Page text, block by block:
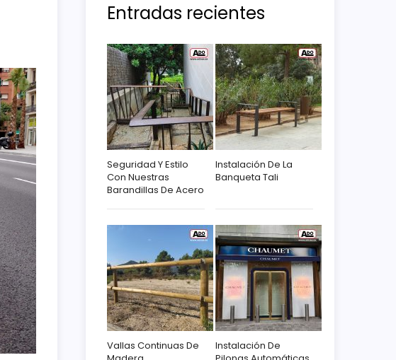
Entradas recientes
Seguridad Y Estilo
Con Nuestras
Barandillas De Acero
Instalación De La
Banqueta Tali
Vallas Continuas De
Instalación De